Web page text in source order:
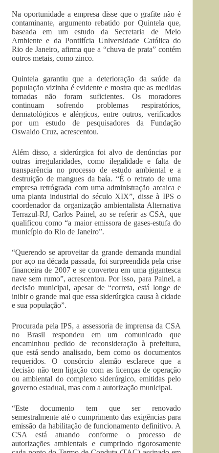
Na oportunidade a empresa disse que o grafite não é
contaminante, argumento rebatido por Quintela que,
baseada em um estudo da Secretaria de Meio
Ambiente e da Pontifícia Universidade Católica do
Rio de Janeiro, afirma que a “chuva de prata” contém
outros metais, como zinco.
Quintela garantiu que a deterioração da saúde da
população vizinha é evidente e mostra que as medidas
tomadas não foram suficientes. Os moradores
continuam sofrendo problemas respiratórios,
dermatológicos e alérgicos, entre outros, verificados
por um estudo de pesquisadores da Fundação
Oswaldo Cruz, acrescentou.
Além disso, a siderúrgica foi alvo de denúncias por
outras irregularidades, como ilegalidade e falta de
transparência no processo de estudo ambiental e a
destruição de mangues da baía. “É o retrato de uma
empresa retrógrada com uma administração arcaica e
uma planta industrial do século XIX”, disse à IPS o
coordenador da organização ambientalista Alternativa
Terrazul-RJ, Carlos Painel, ao se referir as CSA, que
qualificou como “a maior emissora de gases-estufa do
município do Rio de Janeiro”.
“Querendo se aproveitar da grande demanda mundial
por aço na década passada, foi surpreendida pela crise
financeira de 2007 e se converteu em uma gigantesca
nave sem rumo”, acrescentou. Por isso, para Painel, a
decisão municipal, apesar de “correta, está longe de
inibir o grande mal que essa siderúrgica causa à cidade
e sua população”.
Procurada pela IPS, a assessoria de imprensa da CSA
no Brasil respondeu em um comunicado que
encaminhou pedido de reconsideração à prefeitura,
que está sendo analisado, bem como os documentos
requeridos. O consórcio alemão esclarece que a
decisão não tem ligação com as licenças de operação
ou ambiental do complexo siderúrgico, emitidas pelo
governo estadual, mas com a autorização municipal.
“Este documento tem que ser renovado
semestralmente até o cumprimento das exigências para
emissão da habilitação de funcionamento definitivo. A
CSA está atuando conforme o processo de
autorizações ambientais e cumprindo rigorosamente